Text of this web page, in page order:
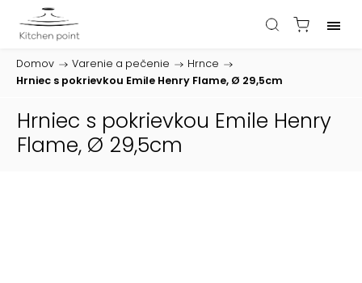
Domov / Varenie a pečenie / Hrnce /
Hrniec s pokrievkou Emile Henry Flame, Ø 29,5cm
Hrniec s pokrievkou Emile Henry
Flame, Ø 29,5cm